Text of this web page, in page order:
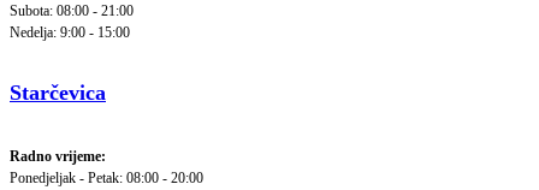
Subota: 08:00 - 21:00
Nedelja: 9:00 - 15:00
Starčevica
Radno vrijeme:
Ponedjeljak - Petak: 08:00 - 20:00